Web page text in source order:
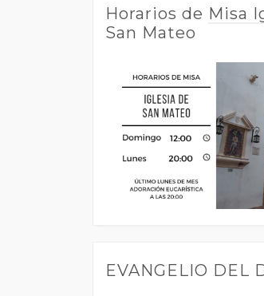
Horarios de Misa
San Mateo
EVANGELIO DEL